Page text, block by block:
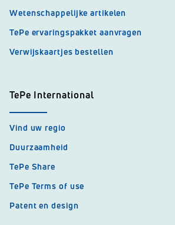
Wetenschappelijke artikelen
TePe ervaringspakket aanvragen
Verwijskaartjes bestellen
TePe International
Vind uw regio
Duurzaamheid
TePe Share
TePe Terms of use
Patent en design